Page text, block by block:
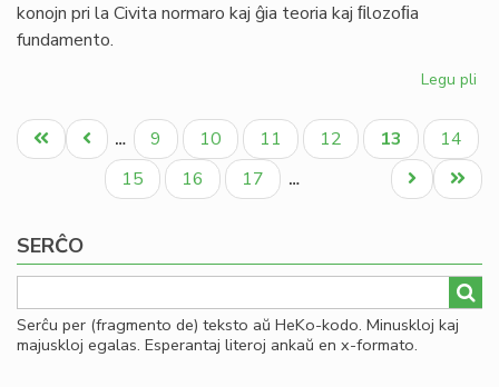
konojn pri la Civita normaro kaj ĝia teoria kaj ﬁlozoﬁa
fundamento.
Legu pli
pri
la
Pagination
Unua
paĝo
Antaŭa
paĝo
… Paĝo
9 Paĝo
10 Paĝo
11 Paĝo
12
Aktuala
paĝo
13 Paĝo
14
Paĝo
15 Paĝo
16 Paĝo
17 …
Last
page
Next
page
SERĈO
Serĉu per (fragmento de) teksto aŭ HeKo-kodo. Minuskloj kaj
majuskloj egalas. Esperantaj literoj ankaŭ en x-formato.